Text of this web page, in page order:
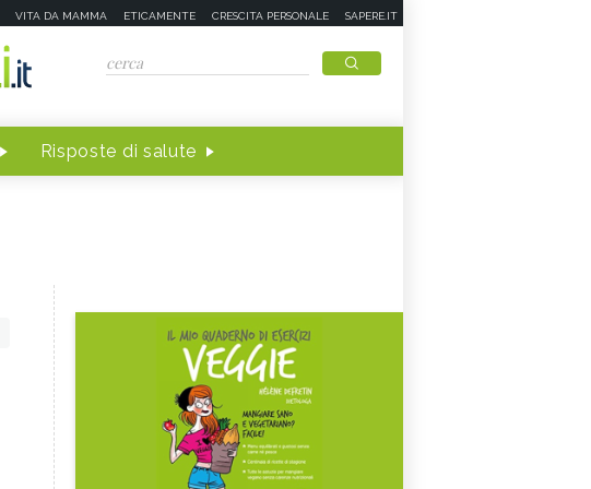
VITA DA MAMMA ETICAMENTE CRESCITA PERSONALE SAPERE.IT
Risposte di salute